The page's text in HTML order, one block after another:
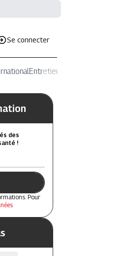
Se connecter
Entretiens
des
!
Pour